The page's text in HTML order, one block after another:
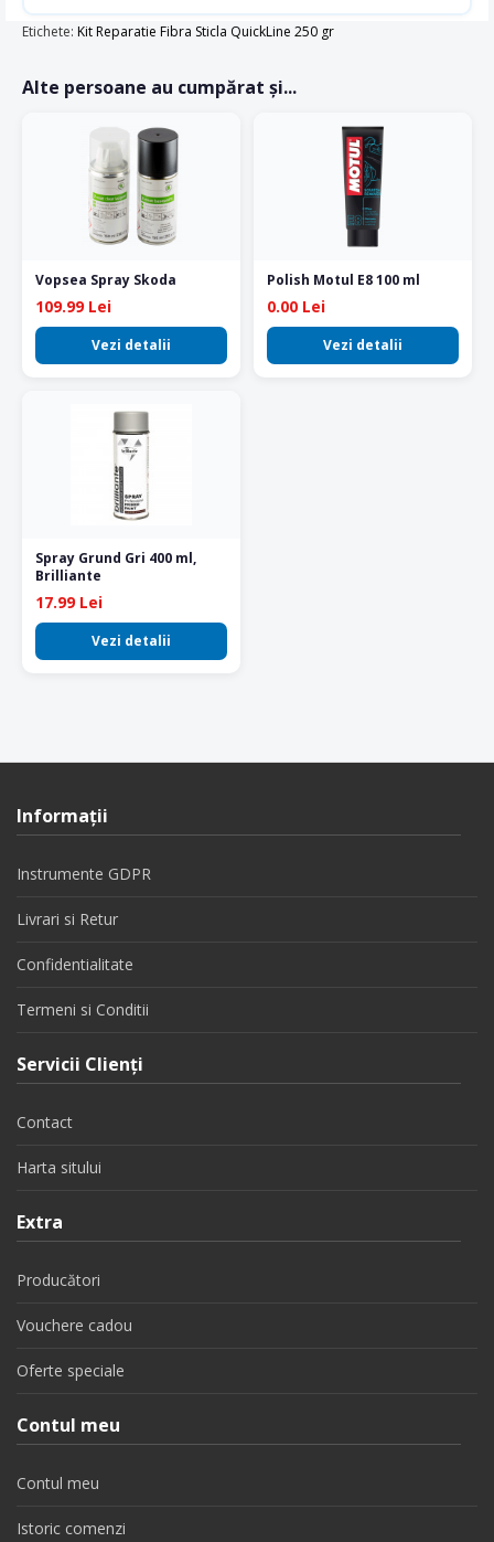
Etichete: Kit Reparatie Fibra Sticla QuickLine 250 gr
Alte persoane au cumpărat și...
Vopsea Spray Skoda
109.99 Lei
Vezi detalii
Polish Motul E8 100 ml
0.00 Lei
Vezi detalii
Spray Grund Gri 400 ml,
Brilliante
17.99 Lei
Vezi detalii
Informaţii
Instrumente GDPR
Livrari si Retur
Confidentialitate
Termeni si Conditii
Servicii Clienţi
Contact
Harta sitului
Extra
Producători
Vouchere cadou
Oferte speciale
Contul meu
Contul meu
Istoric comenzi